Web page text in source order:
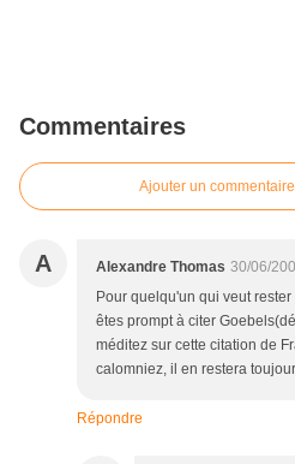
Commentaires
Ajouter un commentaire
A Alexandre Thomas 30/06/
Pour quelqu'un qui veut
êtes prompt à citer
méditez sur cette citation de
calomniez, il en restera
Répondre